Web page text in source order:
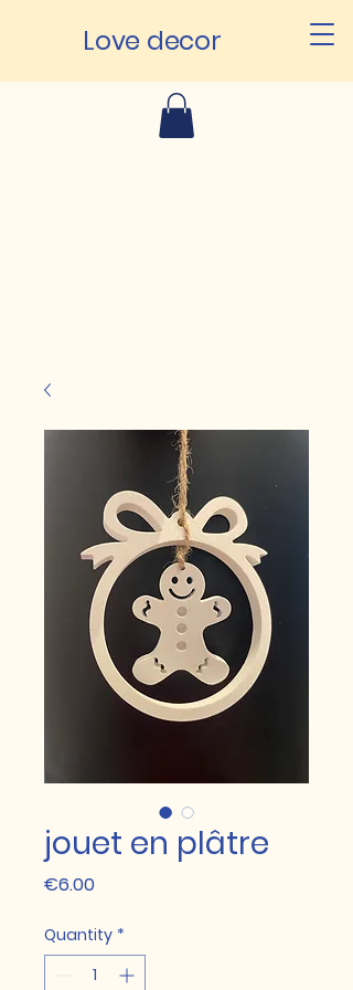
Love decor
jouet en plâtre
€6.00Price
Quantity *